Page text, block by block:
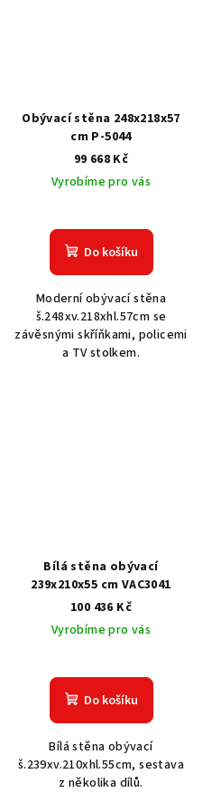
Obývací stěna 248x218x57
cm P-5044
99 668 Kč
Vyrobíme pro vás
Do košíku
Moderní obývací stěna
š.248xv.218xhl.57cm se
závěsnými skříňkami, policemi
a TV stolkem.
Bílá stěna obývací
239x210x55 cm VAC3041
100 436 Kč
Vyrobíme pro vás
Do košíku
Bílá stěna obývací
š.239xv.210xhl.55cm, sestava
z několika dílů.